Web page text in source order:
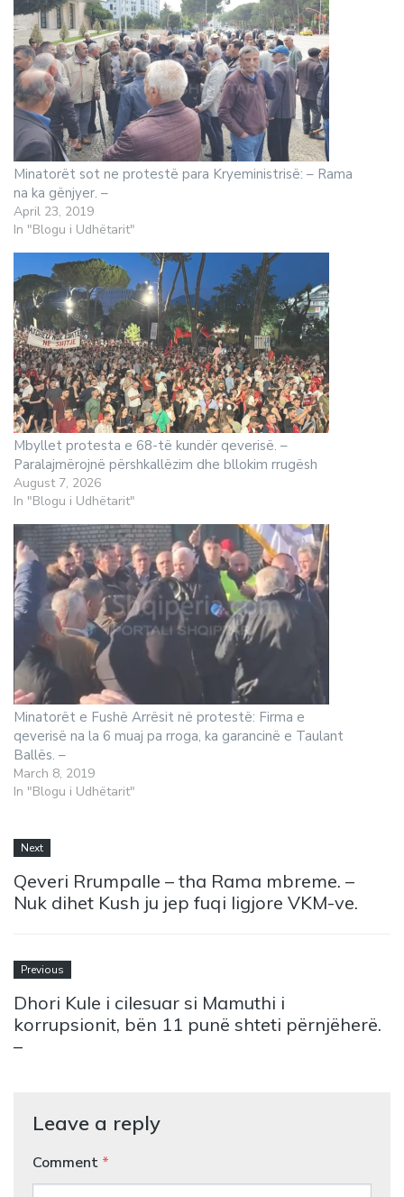
Minatorët sot ne protestë para Kryeministrisë: – Rama
na ka gënjyer. –
April 23, 2019
In "Blogu i Udhëtarit"
Mbyllet protesta e 68-të kundër qeverisë. –
Paralajmërojnë përshkallëzim dhe bllokim rrugësh
August 7, 2026
In "Blogu i Udhëtarit"
Minatorët e Fushë Arrësit në protestë: Firma e
qeverisë na la 6 muaj pa rroga, ka garancinë e Taulant
Ballës. –
March 8, 2019
In "Blogu i Udhëtarit"
Next
Qeveri Rrumpalle – tha Rama mbreme. –
Nuk dihet Kush ju jep fuqi ligjore VKM-ve.
Previous
Dhori Kule i cilesuar si Mamuthi i
korrupsionit, bën 11 punë shteti përnjëherë.
–
Leave a reply
Comment *